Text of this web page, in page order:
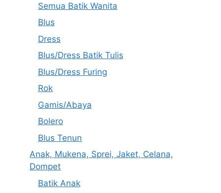
Semua Batik Wanita
Blus
Dress
Blus/Dress Batik Tulis
Blus/Dress Furing
Rok
Gamis/Abaya
Bolero
Blus Tenun
Anak, Mukena, Sprei, Jaket, Celana,
Dompet
Batik Anak